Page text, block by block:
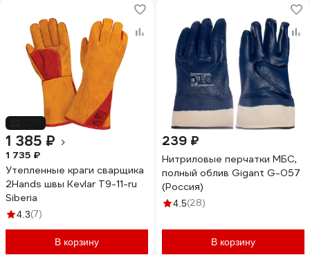
1 385 ₽
1 735 ₽
Утепленные краги сварщика
2Hands швы Kevlar Т9-11-ru
Siberia
4.3(7)
В корзину
239 ₽
Нитриловые перчатки МБС,
полный облив Gigant G-057
(Россия)
4.5(28)
В корзину